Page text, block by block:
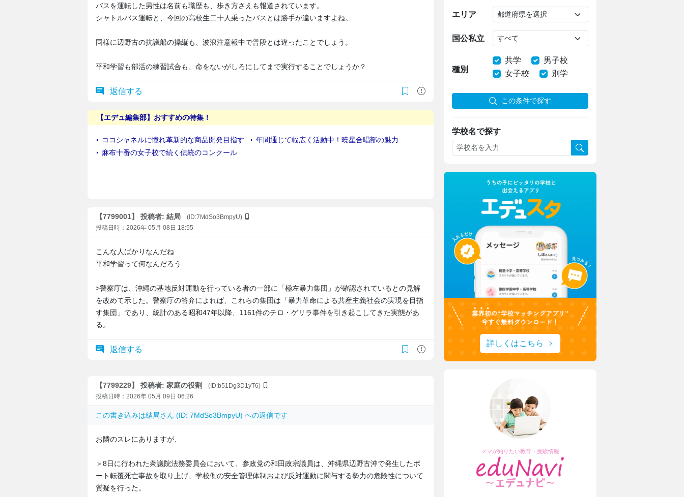
バスを運転した男性は名前も職歴も、歩き方さえも報道されています。
シャトルバス運転と、今回の高校生二十人乗ったバスとは勝手が違いますよね。
同様に辺野古の抗議船の操縦も、波浪注意報中で普段とは違ったことでしょう。
平和学習も部活の練習試合も、命をないがしろにしてまで実行することでしょうか？
返信する
【7799001】 投稿者: 結局
(ID:7MdSo3BmpyU)
投稿日時：2026年 05月 08日 18:55
こんな人ばかりなんだね
平和学習って何なんだろう
>警察庁は、沖縄の基地反対運動を行っている者の一部に「極左暴力集団」が確認されているとの見解
を改めて示した。警察庁の答弁によれば、これらの集団は「暴力革命による共産主義社会の実現を目指
す集団」であり、統計のある昭和47年以降、1161件のテロ・ゲリラ事件を引き起こしてきた実態があ
る。
返信する
【7799229】 投稿者: 家庭の役割
(ID:b51Dg3D1yT6)
投稿日時：2026年 05月 09日 06:26
この書き込みは結局さん (ID: 7MdSo3BmpyU) への返信です
お隣のスレにありますが、
＞8日に行われた衆議院法務委員会において、参政党の和田政宗議員は、沖縄県辺野古沖で発生したボ
ート転覆死亡事故を取り上げ、学校側の安全管理体制および反対運動に関与する勢力の危険性について
質疑を行った。
エリア
国公私立
種別
共学
男子校
女子校
別学
この条件で探す
学校名で探す
詳しくはこちら
ママが知りたい教育・受験情報